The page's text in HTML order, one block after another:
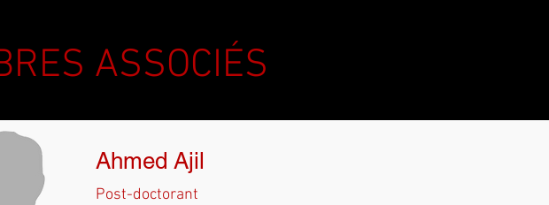
ASSOCIÉS
Ahmed Ajil
Post-doctorant